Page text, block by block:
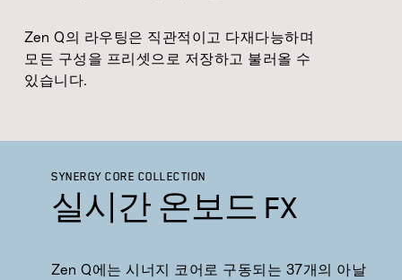
Zen Q의 라우팅은 직관적이고 다재다능하며
모든 구성을 프리셋으로 저장하고 불러올 수
있습니다.
SYNERGY CORE COLLECTION
실시간 온보드 FX
Zen Q에는 시너지 코어로 구동되는 37개의 아날